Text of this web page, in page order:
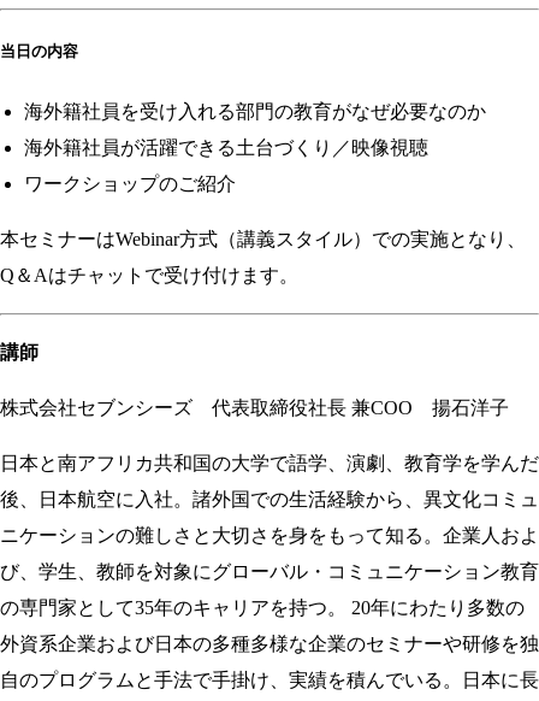
当日の内容
海外籍社員を受け入れる部門の教育がなぜ必要なのか
海外籍社員が活躍できる土台づくり／映像視聴
ワークショップのご紹介
本セミナーはWebinar方式（講義スタイル）での実施となり、
Q＆Aはチャットで受け付けます。
講師
株式会社セブンシーズ 代表取締役社長 兼COO 揚石洋子
日本と南アフリカ共和国の大学で語学、演劇、教育学を学んだ
後、日本航空に入社。諸外国での生活経験から、異文化コミュ
ニケーションの難しさと大切さを身をもって知る。企業人およ
び、学生、教師を対象にグローバル・コミュニケーション教育
の専門家として35年のキャリアを持つ。 20年にわたり多数の
外資系企業および日本の多種多様な企業のセミナーや研修を独
自のプログラムと手法で手掛け、実績を積んでいる。日本に長